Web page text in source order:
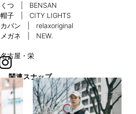
くつ | BENSAN
帽子 | CITY LIGHTS
カバン | relaxoriginal
メガネ | NEW.
名古屋・栄
関連スナップ